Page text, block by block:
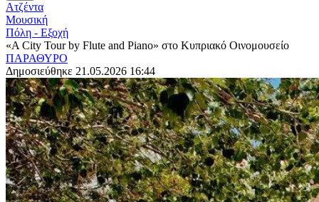
Ατζέντα
Μουσική
Πόλη - Εξοχή
«A City Tour by Flute and Piano» στο Κυπριακό Οινομουσείο
ΠΑΡΑΘΥΡΟ
Δημοσιεύθηκε 21.05.2026 16:44